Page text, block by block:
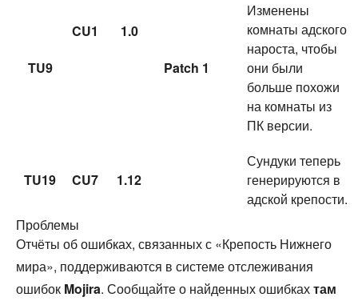
CU1
1.0
Patch 1
TU9
Изменены
комнаты адского
нароста, чтобы
они были
больше похожи
на комнаты из
ПК версии.
TU19 CU7 1.12
Сундуки теперь
генерируются в
адской крепости.
Проблемы
Отчёты об ошибках, связанных с «Крепость Нижнего
мира», поддерживаются в системе отслеживания
ошибок Mojira. Сообщайте о найденных ошибкахтам